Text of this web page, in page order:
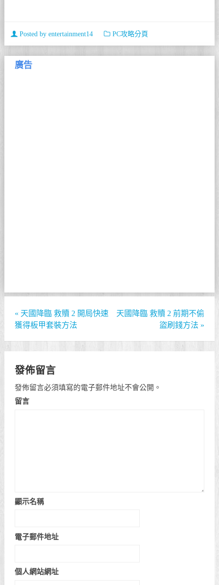
Posted by entertainment14 PC攻略分頁
廣告
« 天國降臨 救贖 2 開局快速
獲得板甲套裝方法
天國降臨 救贖 2 前期不偷
盜刷錢方法 »
發佈留言
發佈留言必須填寫的電子郵件地址不會公開。
留言
顯示名稱
電子郵件地址
個人網站網址